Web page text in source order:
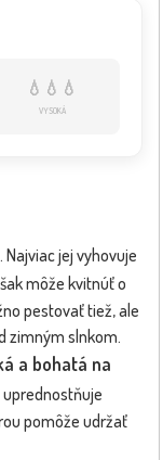
💧💧💧
VYSOKÁ
Najviac jej vyhovuje
môže kvitnúť o
pestovať tiež, ale
zimným slnkom.
a bohatá na
pomôže udržať